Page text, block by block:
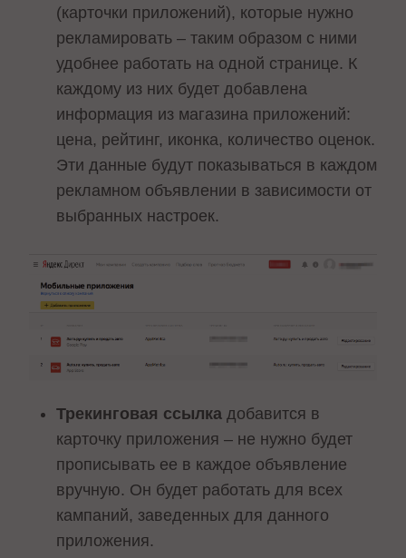
(карточки приложений), которые нужно
рекламировать – таким образом с ними
удобнее работать на одной странице. К
каждому из них будет добавлена
информация из магазина приложений:
цена, рейтинг, иконка, количество оценок.
Эти данные будут показываться в каждом
рекламном объявлении в зависимости от
выбранных настроек.
Трекинговая ссылка добавится в
карточку приложения – не нужно будет
прописывать ее в каждое объявление
вручную. Он будет работать для всех
кампаний, заведенных для данного
приложения.